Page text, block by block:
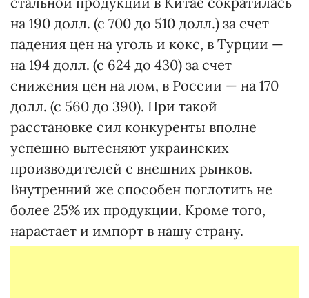
на 190 долл. (с 700 до 510 долл.) за счет
падения цен на уголь и кокс, в Турции —
на 194 долл. (с 624 до 430) за счет
снижения цен на лом, в России — на 170
долл. (с 560 до 390). При такой
расстановке сил конкуренты вполне
успешно вытесняют украинских
производителей с внешних рынков.
Внутренний же способен поглотить не
более 25% их продукции. Кроме того,
нарастает и импорт в нашу страну.